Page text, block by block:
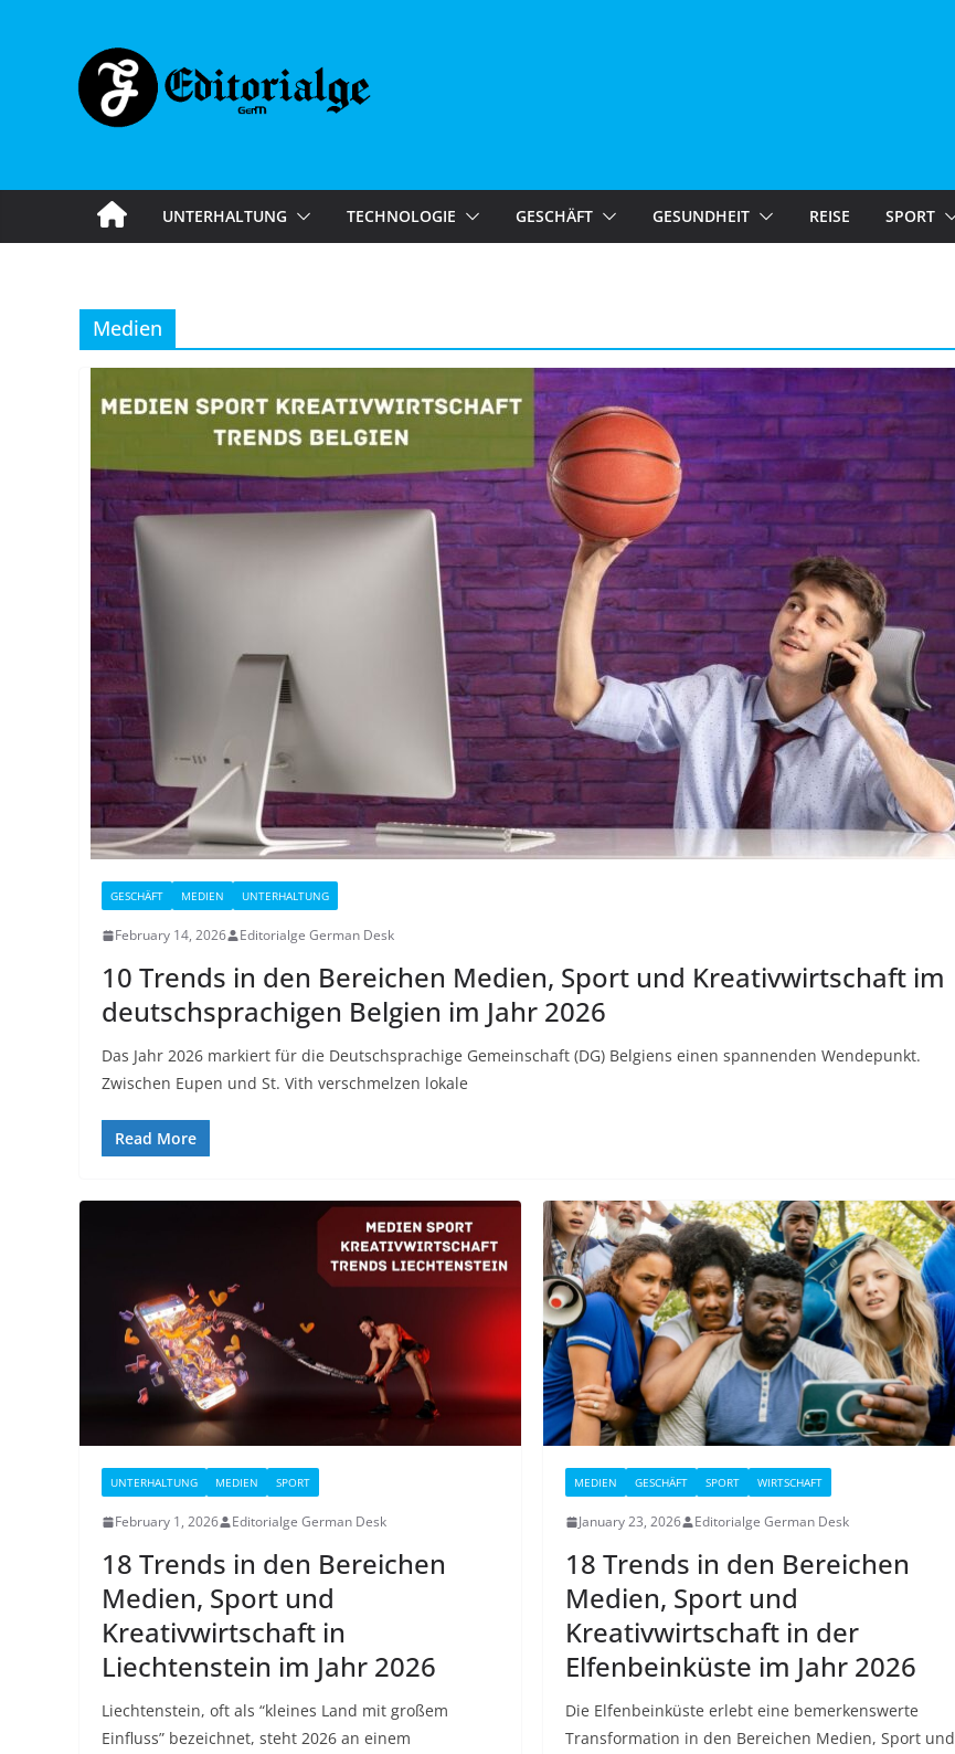
UNTERHALTUNG TECHNOLOGIE GESCHÄFT GESUNDHEIT REISE SPORT
Medien
GESCHÄFT MEDIEN UNTERHALTUNG
February 14, 2026 Editorialge German Desk
10 Trends in den Bereichen Medien, Sport und Kreativwirtschaft im
deutschsprachigen Belgien im Jahr 2026
Das Jahr 2026 markiert für die Deutschsprachige Gemeinschaft (DG) Belgiens einen spannenden Wendepunkt.
Zwischen Eupen und St. Vith verschmelzen lokale
Read More
UNTERHALTUNG MEDIEN SPORT
February 1, 2026 Editorialge German Desk
18 Trends in den Bereichen
Medien, Sport und
Kreativwirtschaft in
Liechtenstein im Jahr 2026
Liechtenstein, oft als “kleines Land mit großem
Einfluss” bezeichnet, steht 2026 an einem
MEDIEN GESCHÄFT SPORT WIRTSCHAFT
January 23, 2026 Editorialge German Desk
18 Trends in den Bereichen
Medien, Sport und
Kreativwirtschaft in der
Elfenbeinküste im Jahr 2026
Die Elfenbeinküste erlebt eine bemerkenswerte
Transformation in den Bereichen Medien, Sport und